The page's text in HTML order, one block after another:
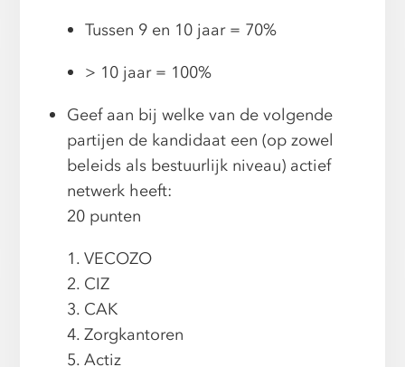
Tussen 9 en 10 jaar = 70%
> 10 jaar = 100%
Geef aan bij welke van de volgende
partijen de kandidaat een (op zowel
beleids als bestuurlijk niveau) actief
netwerk heeft:
20 punten
1. VECOZO
2. CIZ
3. CAK
4. Zorgkantoren
5. Actiz